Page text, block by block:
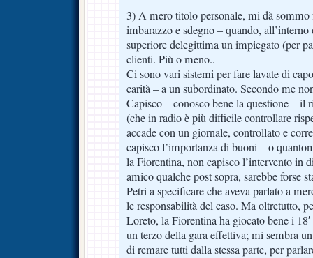
3) A mero titolo personale, mi dà
imbarazzo e sdegno – quando,
superiore delegittima un impiegato (per
clienti. Più o meno..
Ci sono vari sistemi per fare lavate di
carità – a un subordinato. Secondo me
Capisco – conosco bene la questione – il
(che in radio è più difficile controllare
accade con un giornale, controllato e
capisco l’importanza di buoni – o
la Fiorentina, non capisco l’intervento in
amico qualche post sopra, sarebbe forse
Petri a specificare che aveva parlato a
le responsabilità del caso. Ma oltretutto,
Loreto, la Fiorentina ha giocato bene i
un terzo della gara effettiva; mi sembra
di remare tutti dalla stessa parte, per